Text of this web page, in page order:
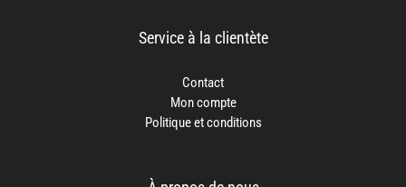
Service à la clientète
Contact
Mon compte
Politique et conditions